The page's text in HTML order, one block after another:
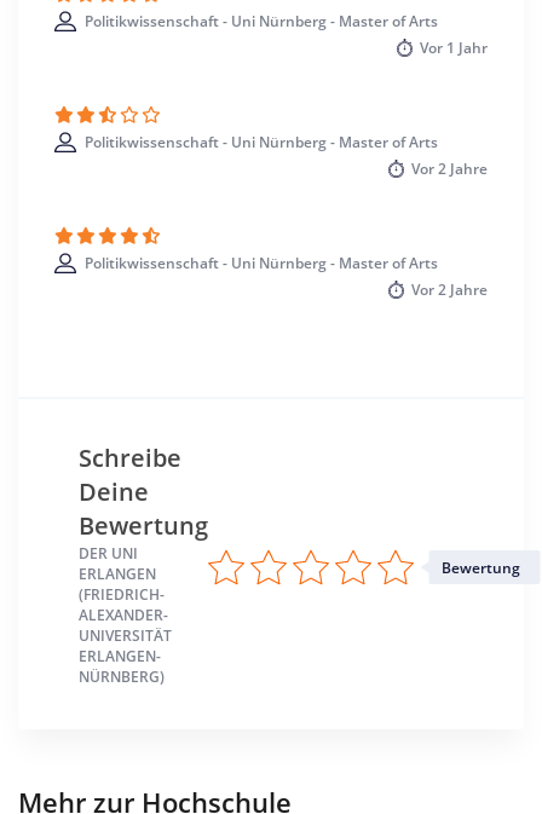
Politikwissenschaft - Uni Nürnberg - Master of Arts
Vor 1 Jahr
Politikwissenschaft - Uni Nürnberg - Master of Arts
Vor2 Jahre
Politikwissenschaft - Uni Nürnberg - Master of Arts
Vor2 Jahre
Schreibe
Deine
Bewertung
DER UNI
ERLANGEN
(FRIEDRICH-
ALEXANDER-
UNIVERSITÄT
ERLANGEN-
NÜRNBERG)
Bewertung
Mehr zur Hochschule